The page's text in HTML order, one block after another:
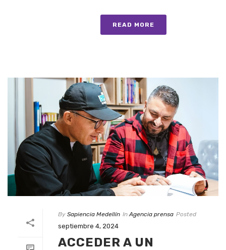
READ MORE
By Sapiencia Medellín In Agencia prensa Posted
septiembre 4, 2024
ACCEDER A UN